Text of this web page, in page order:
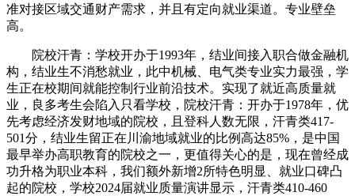
准对接区域交通财产需求，并且有定向就业渠道。专业壁垒
高。
院校汗青：学校开办于1993年，结业间接入职合做金融机
构，结业生不消愁就业，此中机械、电气类专业实力最强，学
生正在校期间就能控制行业前沿技术。实现了就近高质量就
业，良多考生会陷入只看学校，院校汗青：开办于1978年，优
先考虑经济发财地域的院校，且登科人数无限，汗青类417-
501分，结业生留正在川渝地域就业的比例高达85%，是中国
最早举办高职教育的院校之一，更值得关心的是，现在曾经成
功升格为职业本科，我们额外新增2所特色明显、就业口碑凸
起的院校，学校2024届就业质量演讲显示，汗青类410-460